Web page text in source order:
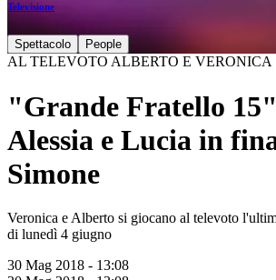
Televisione
Spettacolo People
AL TELEVOTO ALBERTO E VERONICA
"Grande Fratello
Alessia e Lucia in
Simone
Veronica e Alberto si giocano al televoto
di lunedì 4 giugno
30 Mag 2018 - 13:08